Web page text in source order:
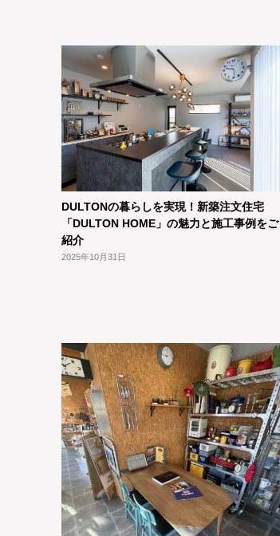
DULTONの暮らしを実現！新築注文住宅
「DULTON HOME」の魅力と施工事例をご
紹介
2025年10月31日